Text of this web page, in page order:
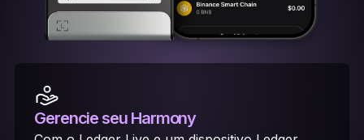
Gerencie seu Harmony